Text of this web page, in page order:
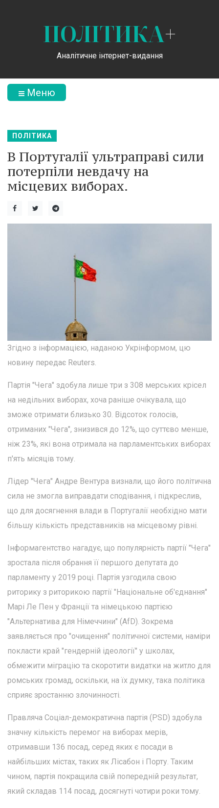
ПОЛІТИКА+
Аналітичне інтернет-видання
Меню
ПОЛІТИКА
В Португалії ультраправі сили
потерпіли невдачу на
місцевих виборах.
Згідно з інформацією, наданою Укрінформом, цю
новину передає Reuters.
Партія "Чега" здобула лише три з 308 мерських крісел
на недільних виборах, хоча раніше очікувала, що
зможе отримати близько 30. Відсоток голосів,
отриманих "Чега", знизився до 12%, що суттєво менше,
ніж 23%, які вона отримала на парламентських виборах
п'ять місяців тому.
Лідер "Чега" Андре Вентура визнали, що його політична
сила не змогла виправдати сподівання, і підкреслив,
що для досягнення влади в Португалії необхідно мати
більшу кількість представників на місцевому рівні.
Інформагентство нагадує, що популярність партії "Чега"
зростала після обрання її першого депутата до
парламенту у 2019 році. Партія узгодила свою
риторику з риторикою партії "Національне об'єднання"
Марі Ле Пен у Франції та німецькою партією
"Альтернатива для Німеччини" (AfD). Зокрема
заявляється про "очищення" політичної системи, наміри
покласти край "гендерній ідеології" у школах,
обмежити міграцію та скоротити видатки на житло для
ромських громад, оскільки, на їх думку, така політика
сприяє зростанню злочинності.
Правляча Соціал-демократична партія (PSD) здобула
значну кількість перемог на виборах мерів,
отримавши 136 посад, серед яких є посади в
найбільших містах, таких як Лісабон і Порту. Таким
чином, партія покращила свій попередній результат,
який складав 114 посад, досягнуті чотири роки тому.